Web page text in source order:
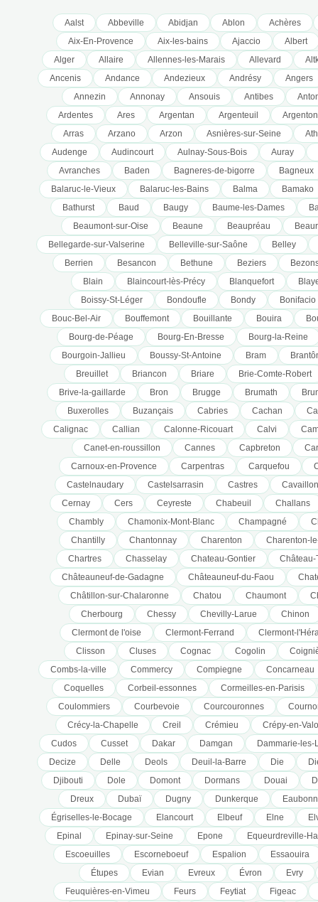
Aalst Abbeville Abidjan Ablon
Achères
Aix-En-Provence
Aix-les-bains Ajaccio
Albert
Alger
Allaire Allennes-les-Marais Allevard
Ancenis
Andance Andezieux Andrésy
Angers
Annezin
Annonay Ansouis Antibes
Ardentes
Ares Argentan Argenteuil
Arras
Arzano Arzon Asnières-sur-Seine
Audenge
Audincourt Aulnay-Sous-Bois Auray
Avranches
Baden Bagneres-de-bigorre
Bagneux
Balaruc-le-Vieux
Balaruc-les-Bains Balma
Bamako
Bathurst
Baud Baugy Baume-les-Dames
Beaumont-sur-Oise
Beaune Beaupréau
Bellegarde-sur-Valserine
Belleville-sur-Saône
Belley
Berrien
Besancon Bethune Beziers
Blain
Blaincourt-lès-Précy Blanquefort
Boissy-St-Léger
Bondoufle Bondy
Bonifacio
Bouc-Bel-Air
Bouffemont Bouillante Bouira
Bourg-de-Péage
Bourg-En-Bresse
Bourg-la-Reine
Bourgoin-Jallieu
Boussy-St-Antoine Bram
Breuillet
Briancon Briare
Brie-Comte-Robert
Brive-la-gaillarde
Bron Brugge Brumath
Buxerolles
Buzançais Cabries Cachan
Calignac
Callian Calonne-Ricouart Calvi
Canet-en-roussillon
Cannes Capbreton
Carnoux-en-Provence
Carpentras Carquefou
Castelnaudary
Castelsarrasin Castres
Cavaillon
Cernay
Cers Ceyreste Chabeuil
Challans
Chambly
Chamonix-Mont-Blanc Champagné
Chantilly
Chantonnay Charenton
Charenton-
Chartres
Chasselay Chateau-Gontier
Château-
Châteauneuf-de-Gadagne
Châteauneuf-du-Faou
Châtillon-sur-Chalaronne
Chatou Chaumont
Cherbourg
Chessy Chevilly-Larue
Chinon
Clermont de l'oise
Clermont-Ferrand
Clermont-
Clisson
Cluses Cognac Cogolin
Combs-la-ville
Commercy Compiegne
Concarneau
Coquelles
Corbeil-essonnes
Cormeilles-en-Parisis
Coulommiers
Courbevoie Courcouronnes
Crécy-la-Chapelle
Creil Crémieu
Crépy-en-
Cudos
Cusset Dakar Damgan
Dammarie-les-
Decize
Delle Deols Deuil-la-Barre Die
Djibouti
Dole Domont Dormans Douai
Dreux
Dubaï Dugny Dunkerque
Égriselles-le-Bocage
Elancourt Elbeuf Elne
Epinal
Epinay-sur-Seine Epone
Equeurdreville-
Escoeuilles
Escorneboeuf Espalion
Essaouira
Étupes
Evian Evreux Évron
Evry
Feuquières-en-Vimeu
Feurs Feytiat Figeac